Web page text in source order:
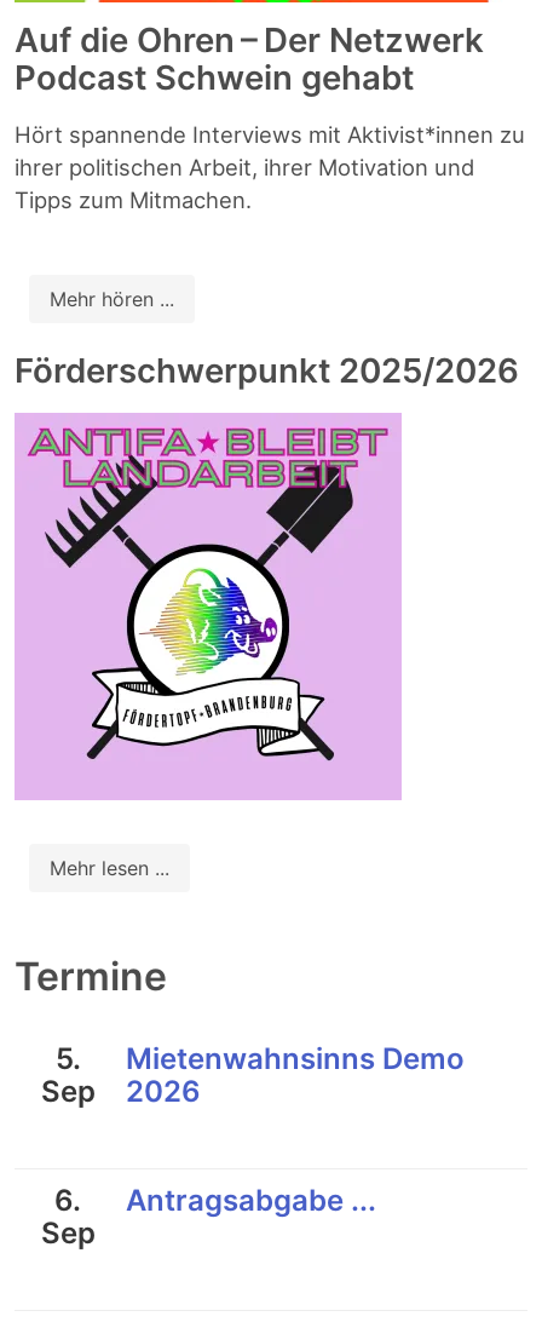
Auf die Ohren – Der Netzwerk
Podcast Schwein gehabt
Hört spannende Interviews mit Aktivist*innen zu
ihrer politischen Arbeit, ihrer Motivation und
Tipps zum Mitmachen.
Mehr hören ...
Förderschwerpunkt 2025/2026
Mehr lesen ...
Termine
5.
Sep
Mietenwahnsinns Demo
2026
6.
Sep
Antragsabgabe ...